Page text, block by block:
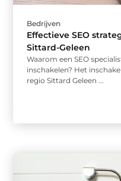
Bedrijven
Effectieve SEO
Sittard-Geleen
Waarom een SEO
inschakelen? Het
regio Sittard Geleen ...